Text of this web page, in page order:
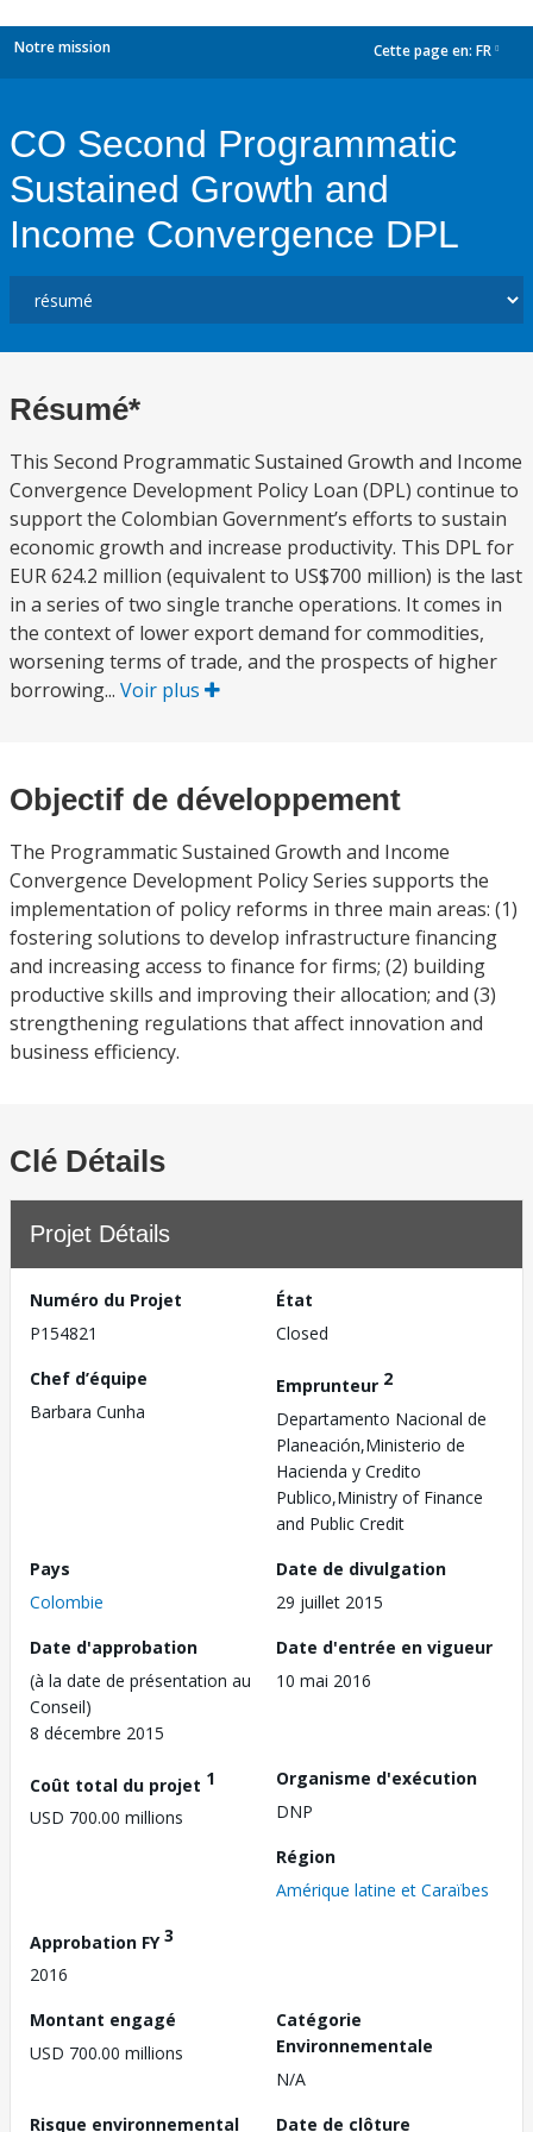
Notre mission Cette page en: FR
CO Second Programmatic
Sustained Growth and
Income Convergence DPL
Résumé*
This Second Programmatic Sustained Growth and Income
Convergence Development Policy Loan (DPL) continue to
support the Colombian Government’s efforts to sustain
economic growth and increase productivity. This DPL for
EUR 624.2 million (equivalent to US$700 million) is the last
in a series of two single tranche operations. It comes in
the context of lower export demand for commodities,
worsening terms of trade, and the prospects of higher
borrowing... Voir plus
Objectif de développement
The Programmatic Sustained Growth and Income
Convergence Development Policy Series supports the
implementation of policy reforms in three main areas: (1)
fostering solutions to develop infrastructure financing
and increasing access to finance for firms; (2) building
productive skills and improving their allocation; and (3)
strengthening regulations that affect innovation and
business efficiency.
Clé Détails
Projet Détails
Numéro du Projet
P154821
État
Closed
Chef d’équipe
Barbara Cunha
Emprunteur 2
Departamento Nacional de
Planeación,Ministerio de
Hacienda y Credito
Publico,Ministry of Finance
and Public Credit
Pays
Colombie
Date de divulgation
29 juillet 2015
Date d'approbation
(à la date de présentation au
Conseil)
8 décembre 2015
Date d'entrée en vigueur
10 mai 2016
Coût total du projet 1
USD 700.00 millions
Organisme d'exécution
DNP
Région
Amérique latine et Caraïbes
Approbation FY3
2016
Montant engagé
USD 700.00 millions
Catégorie
Environnementale
N/A
Risque environnemental
Date de clôture